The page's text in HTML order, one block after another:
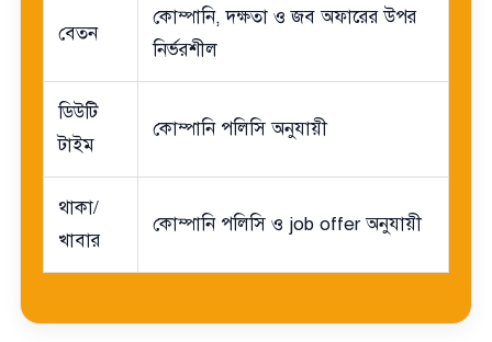
বেতন
কোম্পানি, দক্ষতা ও জব অফারের উপর
নির্ভরশীল
ডিউটি
টাইম
কোম্পানি পলিসি অনুযায়ী
থাকা/
খাবার
কোম্পানি পলিসি ও job offer অনুযায়ী